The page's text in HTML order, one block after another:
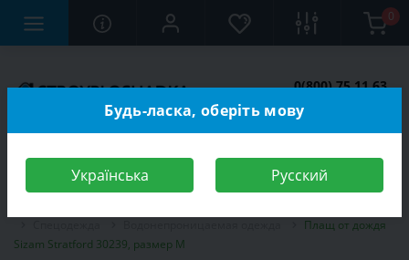
0
0(800) 75 11 63
Плащ от дождя
Sizam Stratford 30239, размер M
Будь-ласка, оберіть мову
Українська Русский